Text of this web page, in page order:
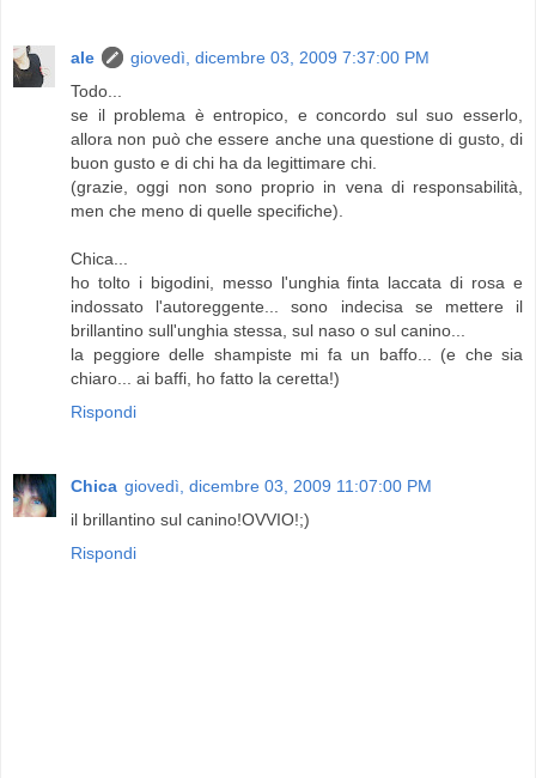
ale
giovedì, dicembre 03, 2009 7:37:00 PM
Todo...
se il problema è entropico, e concordo sul suo esserlo,
allora non può che essere anche una questione di gusto, di
buon gusto e di chi ha da legittimare chi.
(grazie, oggi non sono proprio in vena di responsabilità,
men che meno di quelle specifiche).
Chica...
ho tolto i bigodini, messo l'unghia finta laccata di rosa e
indossato l'autoreggente... sono indecisa se mettere il
brillantino sull'unghia stessa, sul naso o sul canino...
la peggiore delle shampiste mi fa un baffo... (e che sia
chiaro... ai baffi, ho fatto la ceretta!)
Rispondi
Chica giovedì, dicembre 03, 2009 11:07:00 PM
il brillantino sul canino!OVVIO!;)
Rispondi